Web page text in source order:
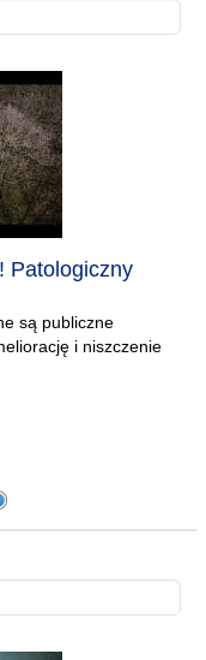
Patologiczny
są publiczne
i niszczenie